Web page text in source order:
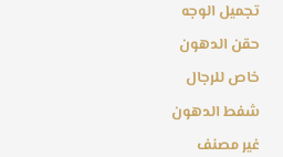
تجميل الوجه
حقن الدهون
خاص للرجال
شفط الدهون
غير مصنف